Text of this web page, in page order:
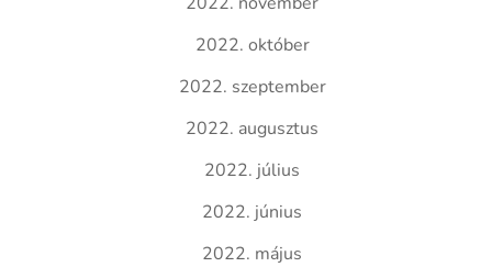
2022. október
2022. szeptember
2022. augusztus
2022. július
2022. június
2022. május